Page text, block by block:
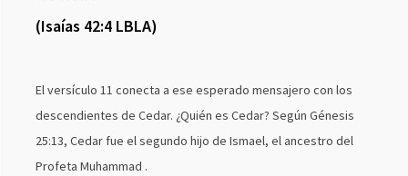
(Isaías 42:4 LBLA)
El versículo 11 conecta a ese esperado mensajero con los
descendientes de Cedar. ¿Quién es Cedar? Según Génesis
25:13, Cedar fue el segundo hijo de Ismael, el ancestro del
Profeta Muhammad .